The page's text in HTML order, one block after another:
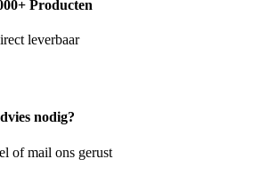
Producten
leverbaar
nodig?
of mail ons gerust